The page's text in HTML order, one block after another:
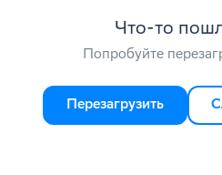
Что-то
Попробуйте
Перезагрузить